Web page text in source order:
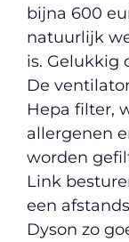
bijna 600
natuurlijk
is. Gelukkig
De
Hepa filter,
allergenen
worden
Link
een
Dyson zo